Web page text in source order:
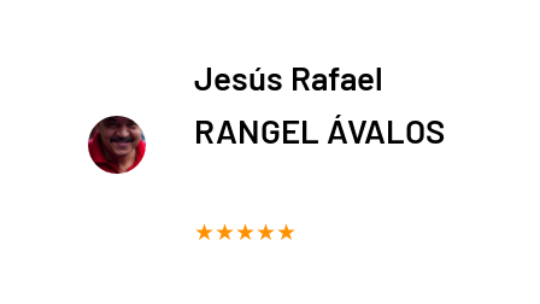
Jesús Rafael
RANGEL ÁVALOS
★★★★★